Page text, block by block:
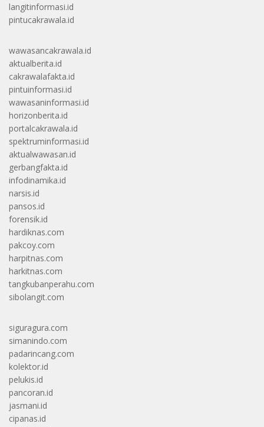
langitinformasi.id
pintucakrawala.id
wawasancakrawala.id
aktualberita.id
cakrawalafakta.id
pintuinformasi.id
wawasaninformasi.id
horizonberita.id
portalcakrawala.id
spektruminformasi.id
aktualwawasan.id
gerbangfakta.id
infodinamika.id
narsis.id
pansos.id
forensik.id
hardiknas.com
pakcoy.com
harpitnas.com
harkitnas.com
tangkubanperahu.com
sibolangit.com
siguragura.com
simanindo.com
padarincang.com
kolektor.id
pelukis.id
pancoran.id
jasmani.id
cipanas.id